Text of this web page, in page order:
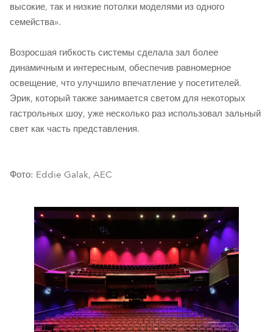
высокие, так и низкие потолки моделями из одного
семейства».
Возросшая гибкость системы сделала зал более
динамичным и интересным, обеспечив равномерное
освещение, что улучшило впечатление у посетителей.
Эрик, который также занимается светом для некоторых
гастрольных шоу, уже несколько раз использовал зальный
свет как часть представления.
Фото: Eddie Galak, AEC